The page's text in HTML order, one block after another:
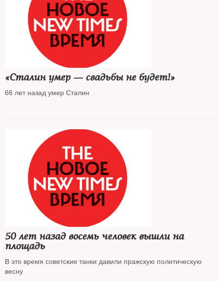
«Сталин умер — свадьбы не будет!»
66 лет назад умер Сталин
50 лет назад восемь человек вышли на
площадь
В это время советские танки давили пражскую политическую
весну